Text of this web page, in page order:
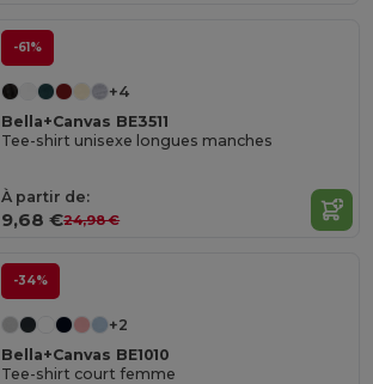
-61%
+4
Bella+Canvas BE3511
Tee-shirt unisexe longues manches
À partir de:
9,68 €24,98 €
-34%
+2
Bella+Canvas BE1010
Tee-shirt court femme